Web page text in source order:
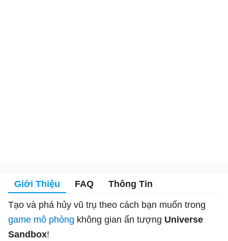
Giới Thiệu FAQ Thông Tin
Tạo và phá hủy vũ trụ theo cách bạn muốn trong
game mô phỏng không gian ấn tượng Universe
Sandbox!